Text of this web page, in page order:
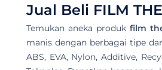
Jual Beli FILM
Temukan aneka produk film
manis dengan berbagai tipe
ABS, EVA, Nylon, Additive,